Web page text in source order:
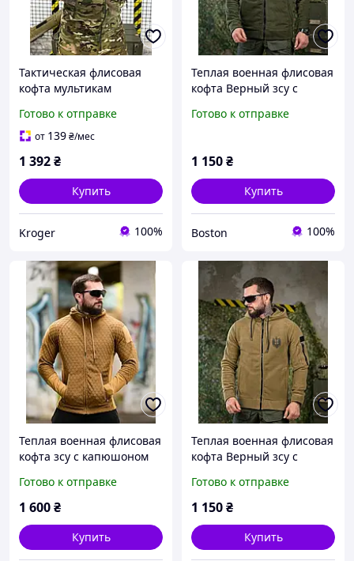
Тактическая флисовая
кофта мультикам
кофта на флисе
армейская теплая кофта с
Готово к отправке
от 139₴/мес
1 392₴
Купить
Kroger 100%
Теплая военная флисовая
кофта Верный зсу с
военная кофта на флисе,
Готово к отправке
1 150₴
Купить
Boston 100%
Теплая военная флисовая
кофта зсу с капюшоном
флисе, теплая армейская
флиска зсу _M2_zx8c
Готово к отправке
1 600₴
Купить
Теплая военная флисовая
кофта Верный зсу с
военная кофта на флисе,
теплая армейская флиска
Готово к отправке
1 150₴
Купить